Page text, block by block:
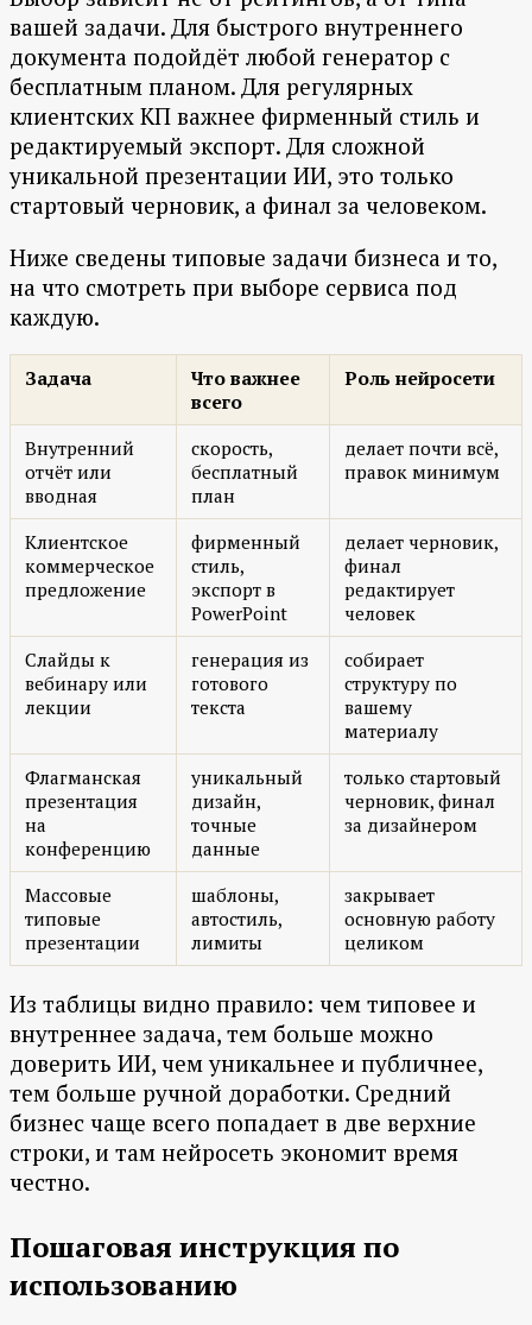
вашей задачи. Для быстрого внутреннего
документа подойдёт любой генератор с
бесплатным планом. Для регулярных
клиентских КП важнее фирменный стиль и
редактируемый экспорт. Для сложной
уникальной презентации ИИ, это только
стартовый черновик, а финал за человеком.
Ниже сведены типовые задачи бизнеса и то,
на что смотреть при выборе сервиса под
каждую.
Задача
Что важнее
всего
Роль нейросети
Внутренний
отчёт или
вводная
скорость,
бесплатный
план
делает почти всё,
правок минимум
Клиентское
коммерческое
предложение
фирменный
стиль,
экспорт в
PowerPoint
делает черновик,
финал
редактирует
человек
Слайды к
вебинару или
лекции
генерация из
готового
текста
собирает
структуру по
вашему
материалу
Флагманская
презентация
на
конференцию
уникальный
дизайн,
точные
данные
только стартовый
черновик, финал
за дизайнером
Массовые
типовые
презентации
шаблоны,
автостиль,
лимиты
закрывает
основную работу
целиком
Из таблицы видно правило: чем типовее и
внутреннее задача, тем больше можно
доверить ИИ, чем уникальнее и публичнее,
тем больше ручной доработки. Средний
бизнес чаще всего попадает в две верхние
строки, и там нейросеть экономит время
честно.
Пошаговая инструкция по
использованию